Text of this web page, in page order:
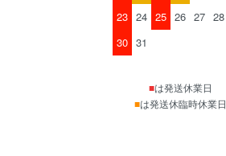
23 24 25 26 27 28
30 31
■は発送休業日
■は発送休臨時休業日